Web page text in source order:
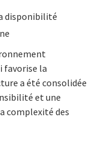
disponibilité
favorise la
a été consolidée
et une
complexité des